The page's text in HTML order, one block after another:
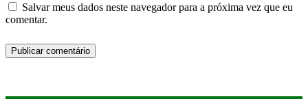
Salvar meus dados neste navegador para a próxima vez que eu
comentar.